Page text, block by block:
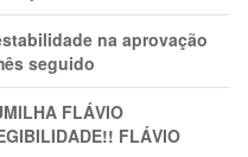
na aprovação
seguido
FLÁVIO
FLÁVIO